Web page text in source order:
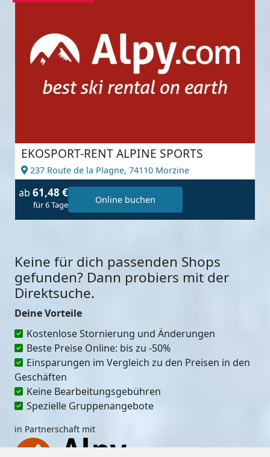
EKOSPORT-RENT ALPINE SPORTS
237 Route de la Plagne, 74110 Morzine
ab 61,48 €
für 6 Tage Online buchen
Keine für dich passenden Shops
gefunden? Dann probiers mit der
Direktsuche.
Deine Vorteile
Kostenlose Stornierung und Änderungen
Beste Preise Online: bis zu -50%
Einsparungen im Vergleich zu den Preisen in den
Geschäften
Keine Bearbeitungsgebühren
Spezielle Gruppenangebote
in Partnerschaft mit